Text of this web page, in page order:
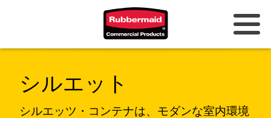
ド
中国（CN）
シルエット
シルエッツ・コンテナは、モダンな室内環境